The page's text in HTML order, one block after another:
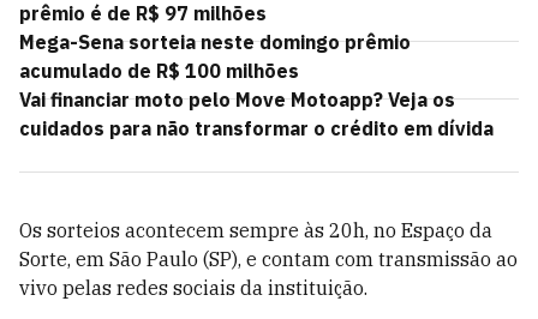
prêmio é de R$ 97 milhões
Mega-Sena sorteia neste domingo prêmio
acumulado de R$ 100 milhões
Vai financiar moto pelo Move Motoapp? Veja os
cuidados para não transformar o crédito em dívida
Os sorteios acontecem sempre às 20h, no Espaço da
Sorte, em São Paulo (SP), e contam com transmissão ao
vivo pelas redes sociais da instituição.